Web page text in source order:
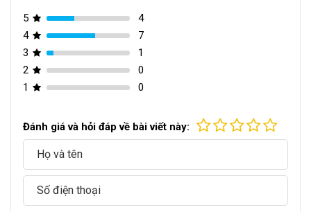
5
4
4
7
3
1
2
0
1
0
Đánh giá và hỏi đáp về bài viết này: